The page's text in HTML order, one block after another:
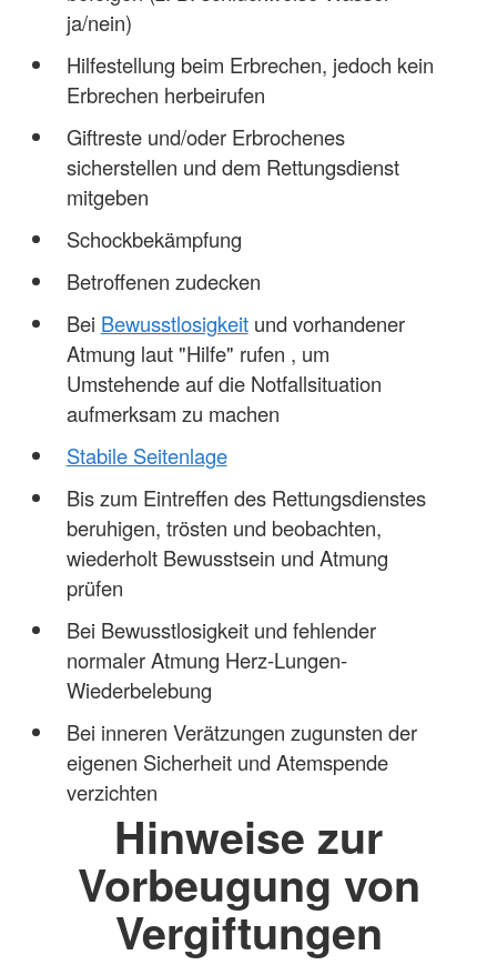
ja/nein)
Hilfestellung beim Erbrechen, jedoch kein
Erbrechen herbeirufen
Giftreste und/oder Erbrochenes
sicherstellen und dem Rettungsdienst
mitgeben
Schockbekämpfung
Betroffenen zudecken
Bei Bewusstlosigkeitund vorhandener
Atmung laut "Hilfe" rufen , um
Umstehende auf die Notfallsituation
aufmerksam zu machen
Stabile Seitenlage
Bis zum Eintreffen des Rettungsdienstes
beruhigen, trösten und beobachten,
wiederholt Bewusstsein und Atmung
prüfen
Bei Bewusstlosigkeit und fehlender
normaler Atmung Herz-Lungen-
Wiederbelebung
Bei inneren Verätzungen zugunsten der
eigenen Sicherheit und Atemspende
verzichten
Hinweise zur
Vorbeugung von
Vergiftungen